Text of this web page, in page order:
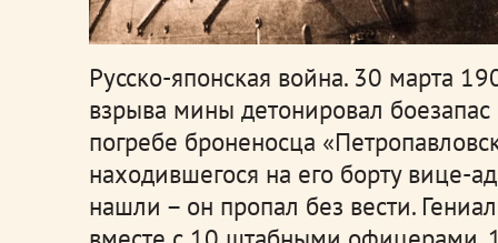
Русско-японская война. 30 марта
взрыва мины детонировал
погребе броненосца
находившегося на его борту вице-
нашли – он пропал без вести.